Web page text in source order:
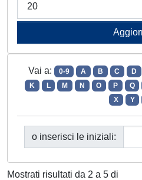
Vai a: 0-9 A B C D
K
L M N O P Q
X
Y
o inserisci le iniziali:
Mostrati risultati da 2 a 5 di